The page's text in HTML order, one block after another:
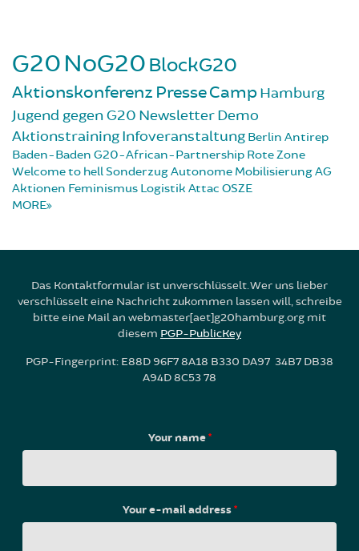
G20NoG20 BlockG20
Aktionskonferenz PresseCampHamburg
Jugend gegen G20 NewsletterDemo
AktionstrainingInfoveranstaltung Berlin Antirep
Baden-Baden G20-African-Partnership Rote Zone
Welcome to hellSonderzugAutonome MobilisierungAG
Aktionen Feminismus Logistik Attac OSZE
MORE
Das Kontaktformular ist unverschlüsselt. Wer uns lieber
verschlüsselt eine Nachricht zukommen lassen will, schreibe
bitte eine Mail an webmaster[aet]g20hamburg.org mit
diesem PGP-PublicKey
PGP-Fingerprint: E88D 96F7 8A18 B330 DA97 34B7 DB38
A94D 8C53 78
Your name*
Your e-mail address*